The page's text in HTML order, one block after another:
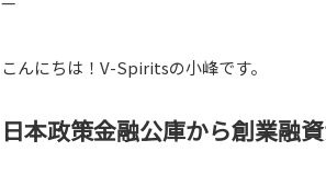
こんにちは！V-Spiritsの小峰です。
日本政策金融公庫から創業融